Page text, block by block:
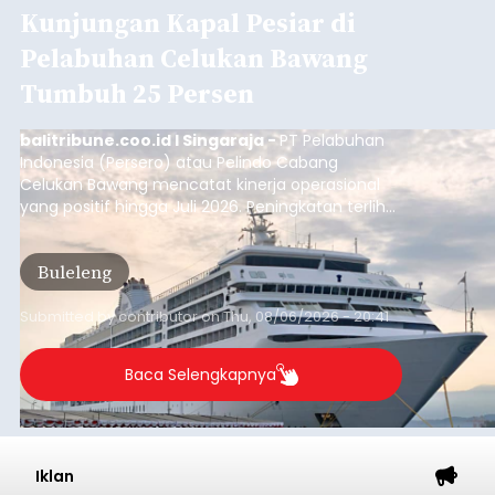
Kunjungan Kapal Pesiar di
Pelabuhan Celukan Bawang
Tumbuh 25 Persen
balitribune.coo.id I Singaraja -PT Pelabuhan
Indonesia (Persero) atau Pelindo Cabang
Celukan Bawang mencatat kinerja operasional
yang positif hingga Juli 2026. Peningkatan terlihat
dari arus kapal yang mencapai 1,48 juta Gross
Tonnage (GT), atau tumbuh 12,4 persen
dibandingkan periode yang sama tahun lalu
yang tercatat sebesar 1,32 juta GT.
Buleleng
Submitted bycontributoronThu, 08/06/2026 - 20:41
Baca Selengkapnya
Iklan